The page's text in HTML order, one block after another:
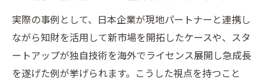
実際の事例として、日本企業が現地パートナーと連携し
ながら知財を活用して新市場を開拓したケースや、スタ
ートアップが独自技術を海外でライセンス展開し急成長
を遂げた例が挙げられます。こうした視点を持つこと